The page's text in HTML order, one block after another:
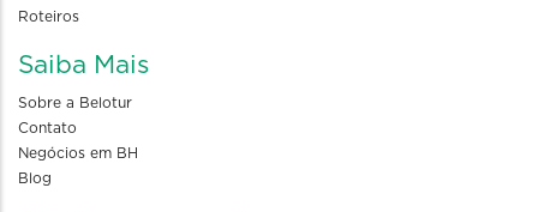
Roteiros
Saiba Mais
Sobre a Belotur
Contato
Negócios em BH
Blog